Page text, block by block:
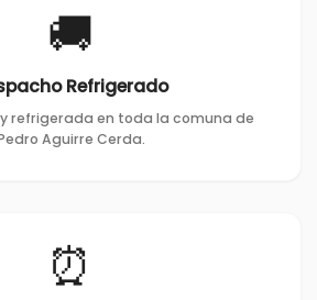
🚚
Refrigerado
refrigerada en toda la comuna de
Aguirre Cerda.
⏰